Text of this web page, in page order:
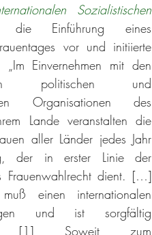
Sozialistischen
Einführung eines
vor und initiierte
„Im Einvernehmen mit den
politischen und
Lande veranstalten die
aller Länder jedes Jahr
Frauenwahlrecht dient. […]
einen internationalen
und ist sorgfältig
[1] Soweit zum